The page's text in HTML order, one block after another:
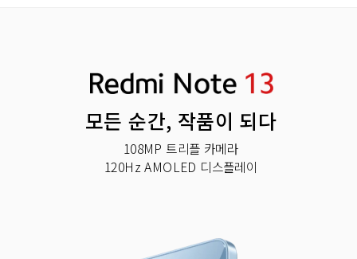
모든 순간, 작품이 되다
120Hz AMOLED 디스플레이